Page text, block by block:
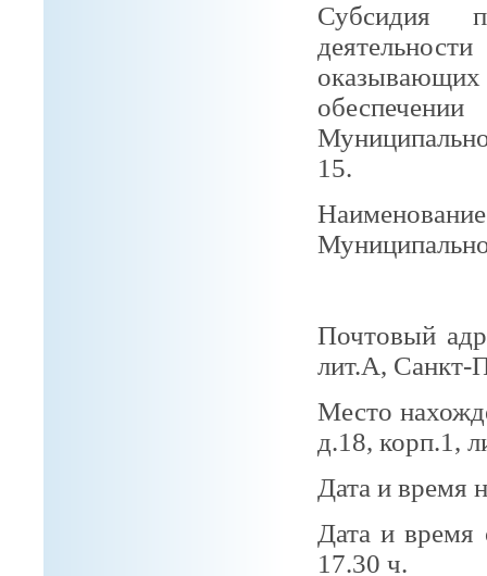
Субсидия
15.
Почтовый
лит.А, Санкт-
Место
д.18, корп.1,
Дата и время
Дата и
17.30 ч.